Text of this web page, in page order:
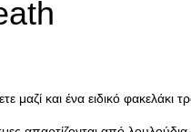
μαζί και ένα ειδικό φακελάκι